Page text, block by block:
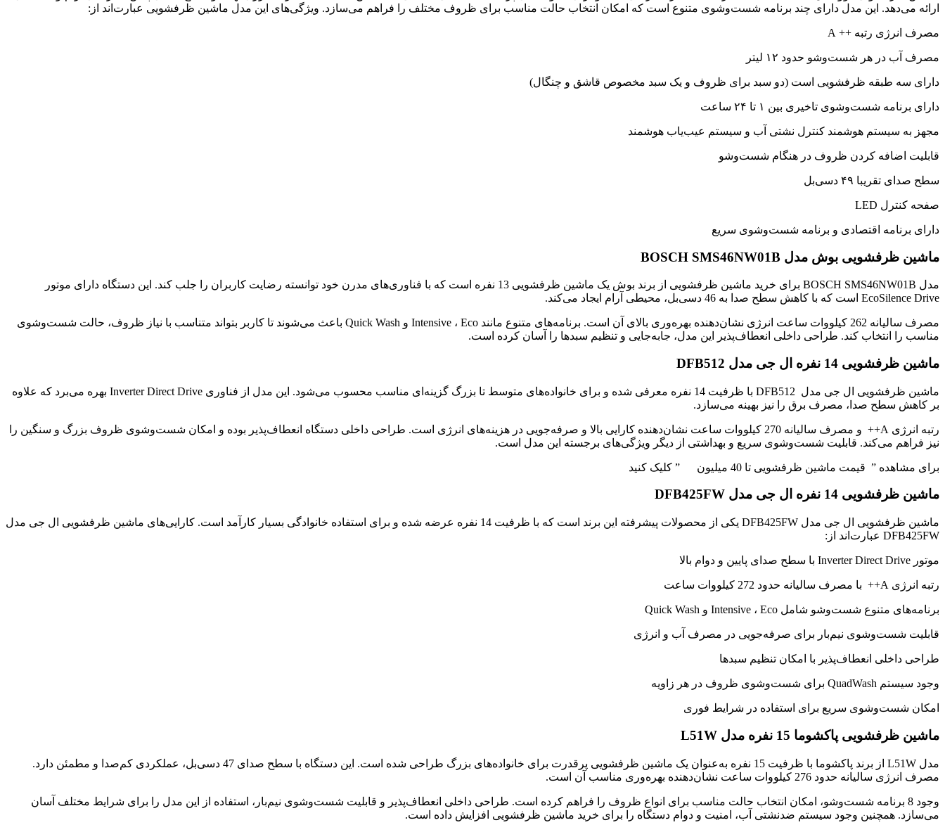
ارائه می‌دهد. این مدل دارای چند برنامه شست‌وشوی متنوع است که امکان انتخاب حالت مناسب برای ظروف مختلف را فراهم می‌سازد. ویژگی‌های این مدل ماشین ظرفشویی عبارت‌اند از:
مصرف انرژی رتبه ++ A
مصرف آب در هر شست‌وشو حدود ۱۲ لیتر
دارای سه طبقه ظرفشویی است (دو سبد برای ظروف و یک سبد مخصوص قاشق و چنگال)
دارای برنامه شست‌وشوی تاخیری بین ۱ تا ۲۴ ساعت
مجهز به سیستم هوشمند کنترل نشتی آب و سیستم عیب‌یاب هوشمند
قابلیت اضافه کردن ظروف در هنگام شست‌وشو
سطح صدای تقریبا ۴۹ دسی‌بل
صفحه کنترل LED
دارای برنامه اقتصادی و برنامه شست‌وشوی سریع
ماشین ظرفشویی بوش مدل BOSCH SMS46NW01B
مدل BOSCH SMS46NW01B برای خرید ماشین ظرفشویی از برند بوش یک ماشین ظرفشویی 13 نفره است که با فناوری‌های مدرن خود توانسته رضایت کاربران را جلب کند. این دستگاه دارای موتور
EcoSilence Drive است که با کاهش سطح صدا به 46 دسی‌بل، محیطی آرام ایجاد می‌کند.
مصرف سالیانه 262 کیلووات ساعت انرژی نشان‌دهنده بهره‌وری بالای آن است. برنامه‌های متنوع مانند Intensive ، Eco و Quick Wash باعث می‌شوند تا کاربر بتواند متناسب با نیاز ظروف، حالت شست‌وشوی
مناسب را انتخاب کند. طراحی داخلی انعطاف‌پذیر این مدل، جابه‌جایی و تنظیم سبدها را آسان کرده است.
ماشین ظرفشویی 14 نفره ال جی مدل DFB512
ماشین ظرفشویی ال جی مدل DFB512 با ظرفیت 14 نفره معرفی شده و برای خانواده‌های متوسط تا بزرگ گزینه‌ای مناسب محسوب می‌شود. این مدل از فناوری Inverter Direct Drive بهره می‌برد که علاوه
بر کاهش سطح صدا، مصرف برق را نیز بهینه می‌سازد.
رتبه انرژی A++ و مصرف سالیانه 270 کیلووات ساعت نشان‌دهنده کارایی بالا و صرفه‌جویی در هزینه‌های انرژی است. طراحی داخلی دستگاه انعطاف‌پذیر بوده و امکان شست‌وشوی ظروف بزرگ و سنگین را
نیز فراهم می‌کند. قابلیت شست‌وشوی سریع و بهداشتی از دیگر ویژگی‌های برجسته این مدل است.
برای مشاهده ” قیمت ماشین ظرفشویی تا 40 میلیون ” کلیک کنید
ماشین ظرفشویی 14 نفره ال جی مدل DFB425FW
ماشین ظرفشویی ال جی مدل DFB425FW یکی از محصولات پیشرفته این برند است که با ظرفیت 14 نفره عرضه شده و برای استفاده خانوادگی بسیار کارآمد است. کارایی‌های ماشین ظرفشویی ال جی مدل
DFB425FW عبارت‌اند از:
موتور Inverter Direct Drive با سطح صدای پایین و دوام بالا
رتبه انرژی A++ با مصرف سالیانه حدود 272 کیلووات ساعت
برنامه‌های متنوع شست‌وشو شامل Intensive ، Eco و Quick Wash
قابلیت شست‌وشوی نیم‌بار برای صرفه‌جویی در مصرف آب و انرژی
طراحی داخلی انعطاف‌پذیر با امکان تنظیم سبدها
وجود سیستم QuadWash برای شست‌وشوی ظروف در هر زاویه
امکان شست‌وشوی سریع برای استفاده در شرایط فوری
ماشین ظرفشویی پاکشوما 15 نفره مدل L51W
مدل L51W از برند پاکشوما با ظرفیت 15 نفره به‌عنوان یک ماشین ظرفشویی پرقدرت برای خانواده‌های بزرگ طراحی شده است. این دستگاه با سطح صدای 47 دسی‌بل، عملکردی کم‌صدا و مطمئن دارد.
مصرف انرژی سالیانه حدود 276 کیلووات ساعت نشان‌دهنده بهره‌وری مناسب آن است.
وجود 8 برنامه شست‌وشو، امکان انتخاب حالت مناسب برای انواع ظروف را فراهم کرده است. طراحی داخلی انعطاف‌پذیر و قابلیت شست‌وشوی نیم‌بار، استفاده از این مدل را برای شرایط مختلف آسان
می‌سازد. همچنین وجود سیستم ضدنشتی آب، امنیت و دوام دستگاه را برای خرید ماشین ظرفشویی افزایش داده است.